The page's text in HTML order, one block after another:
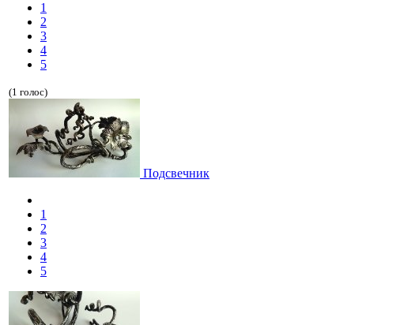
1
2
3
4
5
(1 голос)
Подсвечник
1
2
3
4
5